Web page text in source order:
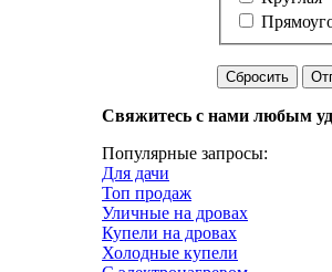
Сбросить
Свяжитесь с нами любым
Популярные запросы:
Для дачи
Топ продаж
Уличные на дровах
Купели на дровах
Холодные купели